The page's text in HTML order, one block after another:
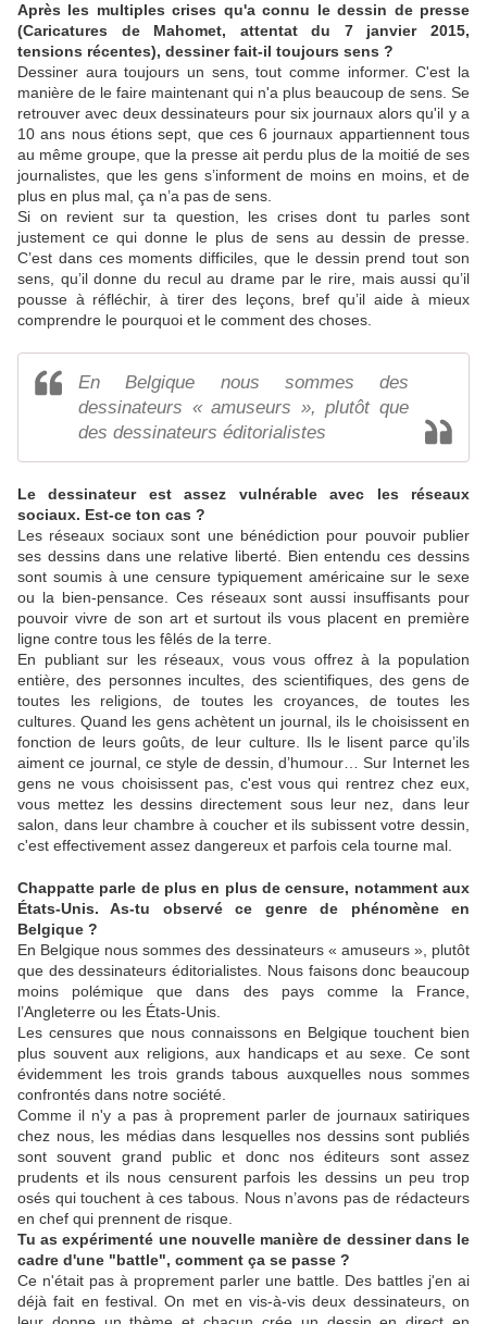
Après les multiples crises qu'a connu le dessin de presse
(Caricatures de Mahomet, attentat du 7 janvier 2015,
tensions récentes), dessiner fait-il toujours sens ?
Dessiner aura toujours un sens, tout comme informer. C'est la
manière de le faire maintenant qui n'a plus beaucoup de sens. Se
retrouver avec deux dessinateurs pour six journaux alors qu'il y a
10 ans nous étions sept, que ces 6 journaux appartiennent tous
au même groupe, que la presse ait perdu plus de la moitié de ses
journalistes, que les gens s’informent de moins en moins, et de
plus en plus mal, ça n’a pas de sens.
Si on revient sur ta question, les crises dont tu parles sont
justement ce qui donne le plus de sens au dessin de presse.
C’est dans ces moments difficiles, que le dessin prend tout son
sens, qu’il donne du recul au drame par le rire, mais aussi qu’il
pousse à réfléchir, à tirer des leçons, bref qu’il aide à mieux
comprendre le pourquoi et le comment des choses.
En Belgique nous sommes des
dessinateurs « amuseurs », plutôt que
des dessinateurs éditorialistes
Le dessinateur est assez vulnérable avec les réseaux
sociaux. Est-ce ton cas ?
Les réseaux sociaux sont une bénédiction pour pouvoir publier
ses dessins dans une relative liberté. Bien entendu ces dessins
sont soumis à une censure typiquement américaine sur le sexe
ou la bien-pensance. Ces réseaux sont aussi insuffisants pour
pouvoir vivre de son art et surtout ils vous placent en première
ligne contre tous les fêlés de la terre.
En publiant sur les réseaux, vous vous offrez à la population
entière, des personnes incultes, des scientifiques, des gens de
toutes les religions, de toutes les croyances, de toutes les
cultures. Quand les gens achètent un journal, ils le choisissent en
fonction de leurs goûts, de leur culture. Ils le lisent parce qu’ils
aiment ce journal, ce style de dessin, d’humour… Sur Internet les
gens ne vous choisissent pas, c'est vous qui rentrez chez eux,
vous mettez les dessins directement sous leur nez, dans leur
salon, dans leur chambre à coucher et ils subissent votre dessin,
c'est effectivement assez dangereux et parfois cela tourne mal.
Chappatte parle de plus en plus de censure, notamment aux
États-Unis. As-tu observé ce genre de phénomène en
Belgique ?
En Belgique nous sommes des dessinateurs « amuseurs », plutôt
que des dessinateurs éditorialistes. Nous faisons donc beaucoup
moins polémique que dans des pays comme la France,
l’Angleterre ou les États-Unis.
Les censures que nous connaissons en Belgique touchent bien
plus souvent aux religions, aux handicaps et au sexe. Ce sont
évidemment les trois grands tabous auxquelles nous sommes
confrontés dans notre société.
Comme il n'y a pas à proprement parler de journaux satiriques
chez nous, les médias dans lesquelles nos dessins sont publiés
sont souvent grand public et donc nos éditeurs sont assez
prudents et ils nous censurent parfois les dessins un peu trop
osés qui touchent à ces tabous. Nous n’avons pas de rédacteurs
en chef qui prennent de risque.
Tu as expérimenté une nouvelle manière de dessiner dans le
cadre d'une "battle", comment ça se passe ?
Ce n'était pas à proprement parler une battle. Des battles j'en ai
déjà fait en festival. On met en vis-à-vis deux dessinateurs, on